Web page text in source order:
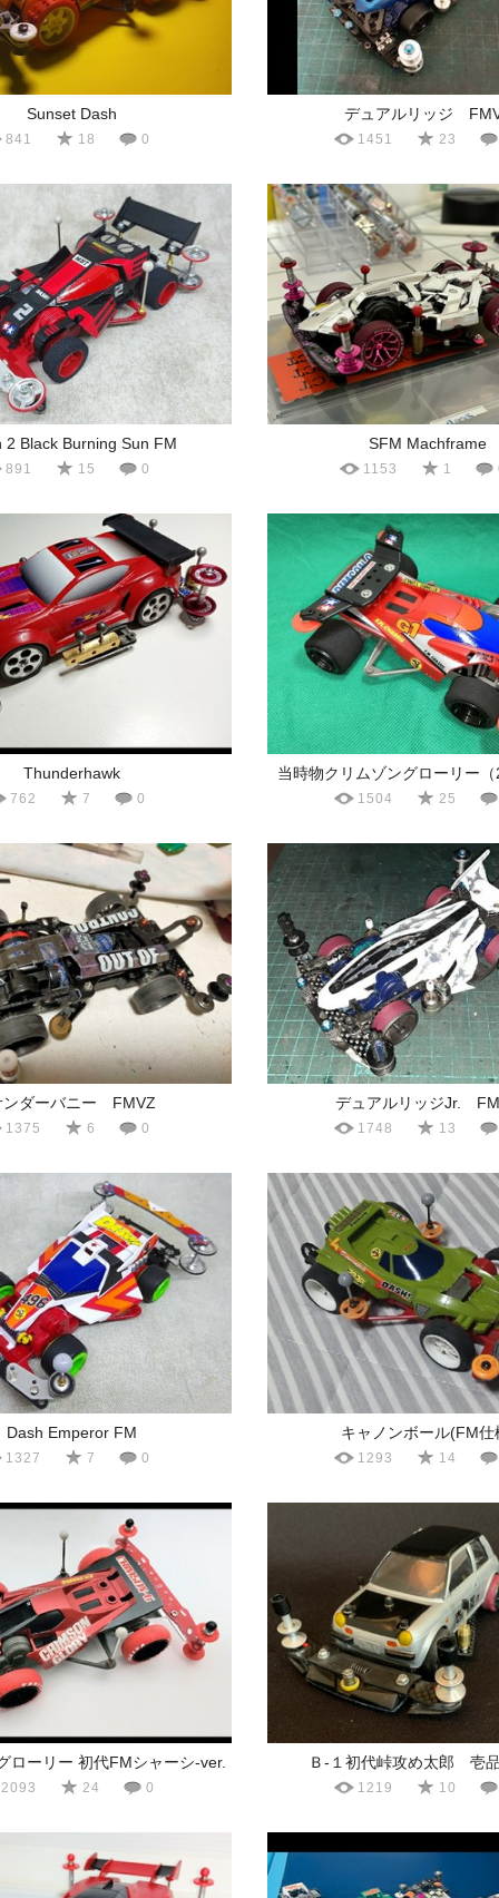
Sunset Dash
841 18 0
デュアルリッジ
1451 23
2 Black Burning Sun FM
891 15 0
SFM Machframe
1153 1
Thunderhawk
762 7 0
当時物クリムゾングローリー
1504 25
ンダーバニー FMVZ
1375 6 0
デュアルリッジJr.
1748 13
Dash Emperor FM
1327 7 0
キャノンボール(FM仕
1293 14
ローリー 初代FMシャーシ-ver.
2093 24 0
Ｂ-１初代峠攻め太郎 壱
1219 10